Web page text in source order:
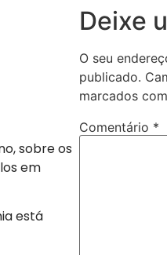
sobre os
em
está
Deixe
O seu
publicado.
marcados com
Comentário *